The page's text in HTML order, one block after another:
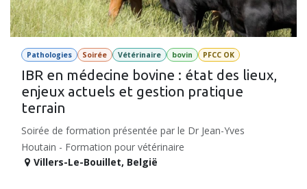
Pathologies Soirée Vétérinaire bovin PFCC OK
IBR en médecine bovine : état des lieux,
enjeux actuels et gestion pratique
terrain
Soirée de formation présentée par le Dr Jean-Yves
Houtain - Formation pour vétérinaire
Villers-Le-Bouillet, België